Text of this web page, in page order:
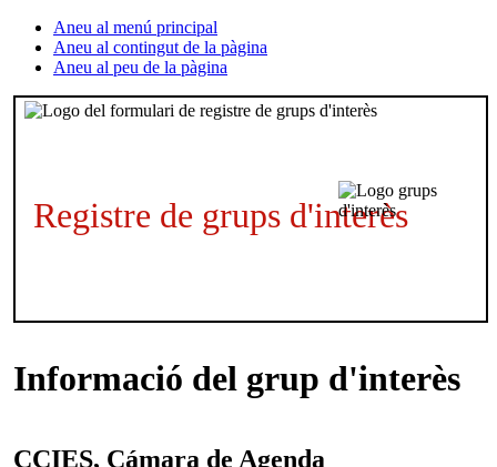
Aneu al menú principal
Aneu al contingut de la pàgina
Aneu al peu de la pàgina
Registre de grups d'interès
Informació del grup d'interès
CCIES, Cámara de Agenda